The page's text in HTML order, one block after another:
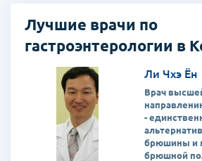
Лучшие врачи по
гастроэнтерологии в
Ли Чхэ Ён
Врач
-
брюшины и
брюшной